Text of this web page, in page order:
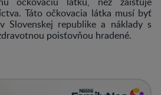
Táto očkovacia látka musí byť
Slovenskej republike a náklady s
poisťovňou hradené.